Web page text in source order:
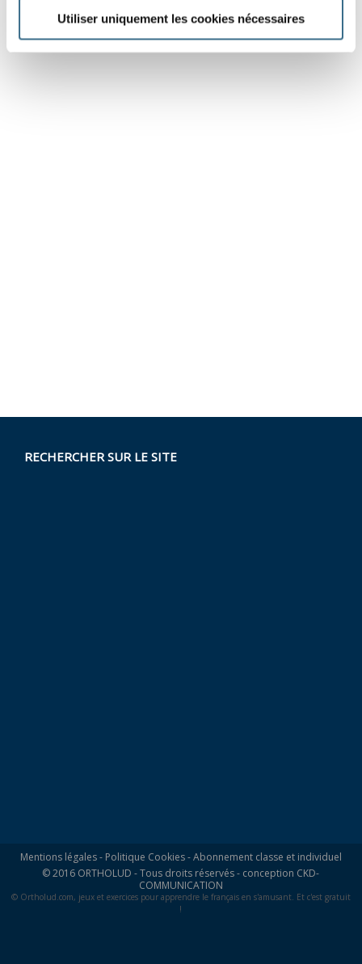
Utiliser uniquement les cookies nécessaires
RECHERCHER SUR LE SITE
Mentions légales- Politique Cookies-Abonnement classe et individuel
© 2016 ORTHOLUD - Tous droits réservés - conception CKD-
COMMUNICATION
© Ortholud.com, jeux et exercices pour apprendre le français en s'amusant. Et c'est gratuit
!